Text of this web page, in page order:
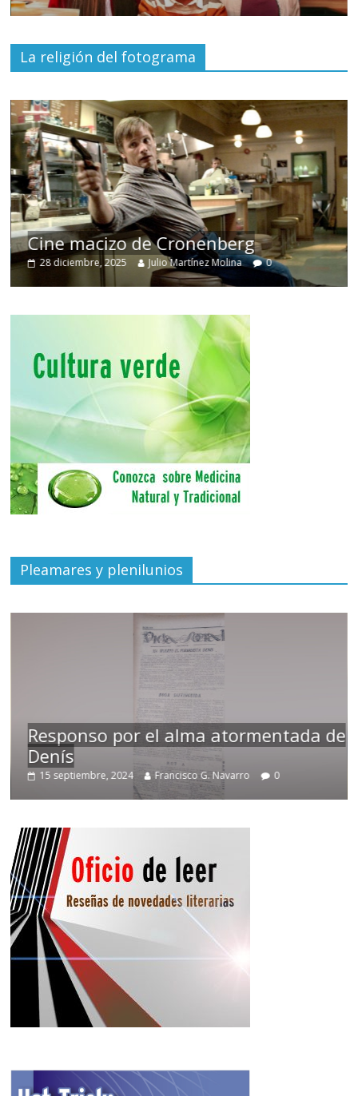
La religión del fotograma
Cine macizo de Cronenberg
28 diciembre, 2025 Julio Martínez Molina 0
Pleamares y plenilunios
Responso por el alma atormentada de
Denís
15 septiembre, 2024 Francisco G. Navarro 0